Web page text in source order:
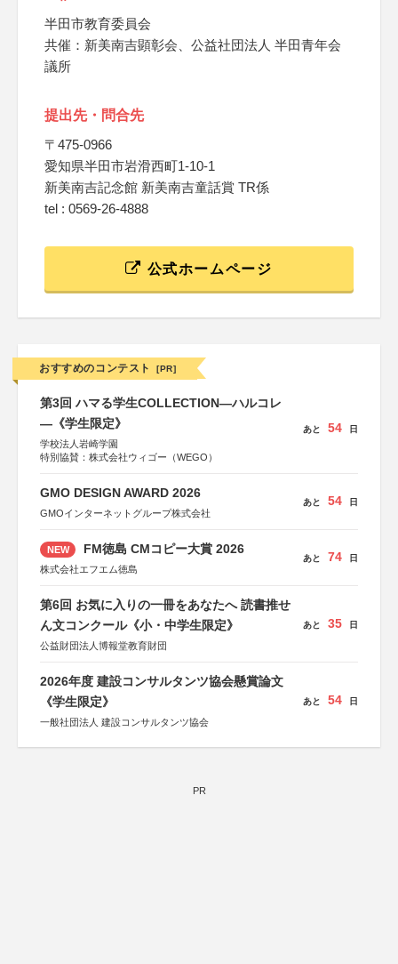
半田市教育委員会
共催：新美南吉顕彰会、公益社団法人 半田青年会
議所
提出先・問合先
〒475-0966
愛知県半田市岩滑西町1-10-1
新美南吉記念館 新美南吉童話賞 TR係
tel : 0569-26-4888
公式ホームページ
おすすめのコンテスト [PR]
第3回 ハマる学生COLLECTION―ハルコレ
―《学生限定》
学校法人岩崎学園
特別協賛：株式会社ウィゴー（WEGO）
あと 54 日
GMO DESIGN AWARD 2026
GMOインターネットグループ株式会社
あと 54 日
NEW FM徳島 CMコピー大賞 2026
株式会社エフエム徳島
あと 74 日
第6回 お気に入りの一冊をあなたへ 読書推せ
ん文コンクール《小・中学生限定》
公益財団法人博報堂教育財団
あと 35 日
2026年度 建設コンサルタンツ協会懸賞論文
《学生限定》
一般社団法人 建設コンサルタンツ協会
あと 54 日
PR